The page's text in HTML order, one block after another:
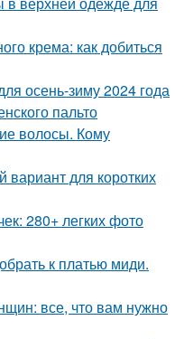
крема: как добиться
осень-зиму 2024 года
пальто
волосы. Кому
для коротких
280+ легких фото
к платью миди.
все, что вам нужно